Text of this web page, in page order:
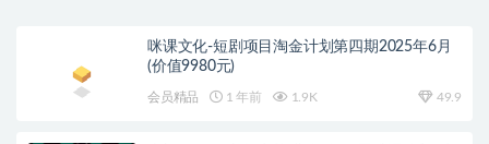
咪课文化-短剧项目淘金计划第四期2025年6月
(价值9980元)
会员精品 1 年前 1.9K 49.9